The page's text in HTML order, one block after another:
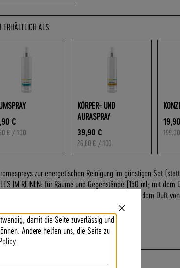
Close
damit die Seite zuverlässig und
Andere helfen uns, die Seite zu
ERHÄLTLICH ALS
€
€ / 100
KÖRPER- UND
AURASPRAY
39,90 €
26,60 € / 100
zur energetischen Reinigung im günstigen Set
IM REINEN: für Räume und Gegenstände (150 ml; mit
MIR IM REINEN: für Körper und Aura (150 ml; mit dem Duft